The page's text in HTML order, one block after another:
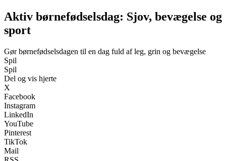
Aktiv børnefødselsdag: Sjov, bevægelse og
sport
Gør børnefødselsdagen til en dag fuld af leg, grin og bevægelse
Spil
Spil
Del og vis hjerte
X
Facebook
Instagram
LinkedIn
YouTube
Pinterest
TikTok
Mail